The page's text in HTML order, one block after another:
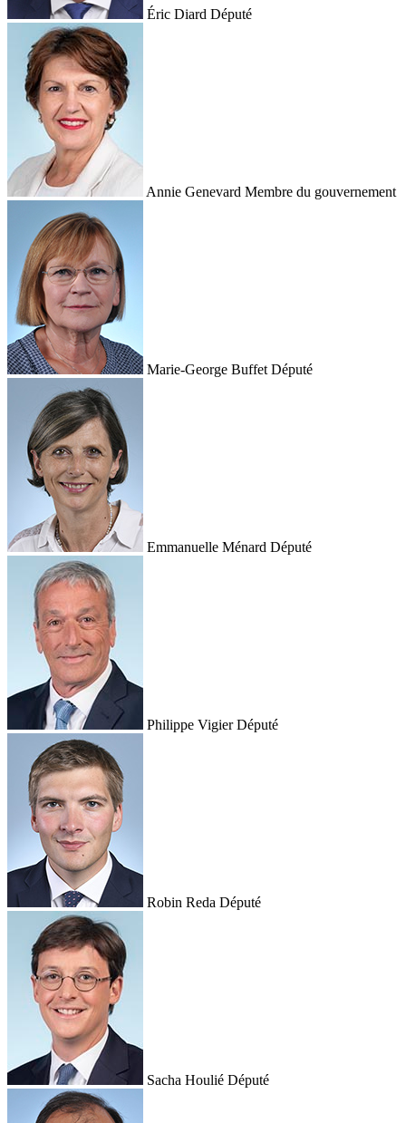
Éric Diard Député
Annie Genevard Membre du gouvernement
Marie-George Buffet Député
Emmanuelle Ménard Député
Philippe Vigier Député
Robin Reda Député
Sacha Houlié Député